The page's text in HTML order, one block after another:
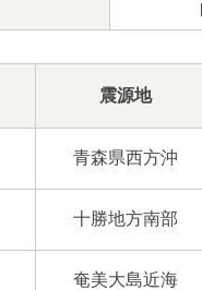
震源地
青森県西方沖
十勝地方南部
奄美大島近海